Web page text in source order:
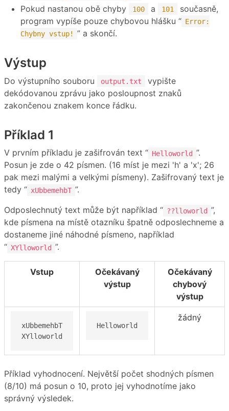
Pokud nastanou obě chyby
100 a 101
současně,
program vypíše pouze chybovou hlášku “ Error:
Chybny vstup!
” a skončí.
Výstup
Do výstupního souboru output.txt
vypište
dekódovanou zprávu jako posloupnost znaků
zakončenou znakem konce řádku.
Příklad 1
V prvním příkladu je zašifrován text “ Helloworld ”.
Posun je zde o 42 písmen. (16 míst je mezi 'h' a 'x'; 26
pak mezi malými a velkými písmeny). Zašifrovaný text je
tedy “ xUbbemehbT ”.
Odposlechnutý text může být například “ ??lloworld ”,
kde písmena na místě otazníku špatně odposlechneme a
dostaneme jiné náhodné písmeno, například
“ XYlloworld ”.
Vstup
Očekávaný
výstup
Očekávaný
chybový
výstup
xUbbemehbT
XYlloworld
Helloworld
žádný
Příklad vyhodnocení. Největší počet shodných písmen
(8/10) má posun o 10, proto jej vyhodnotíme jako
správný výsledek.